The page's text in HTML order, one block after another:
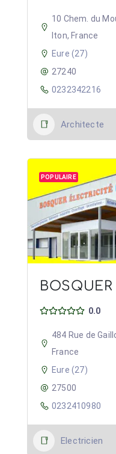
10 Chem. du
Iton, France
Eure (27)
27240
0232342216
Architecte
POPULAIRE
0.0
484 Rue de
France
Eure (27)
27500
0232410980
Electricien